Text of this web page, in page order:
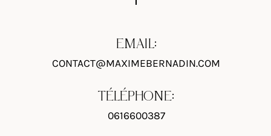
EMAIL:
CONTACT@MAXIMEBERNADIN.COM
TÉLÉPHONE:
0616600387